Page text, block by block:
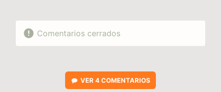
Comentarios cerrados
VER 4 COMENTARIOS